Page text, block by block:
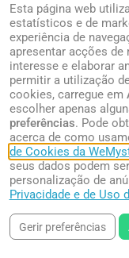
a
Difusor
Esta página web
estatísticos e de
experiência de
apresentar acções de
interesse e elaborar
permitir a utilização
cookies, carregue em
escolher apenas
preferências. Pode
acerca de como
de Cookies da
seus dados podem
personalização de
Privacidade e de Uso
Gerir preferências